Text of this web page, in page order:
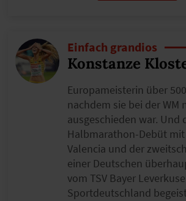
Einfach grandios
Konstanze
Europameisterin über
nachdem sie bei der WM
ausgeschieden war. Und
Halbmarathon-Debüt mit
Valencia und der
einer Deutschen
vom TSV Bayer
Sportdeutschland